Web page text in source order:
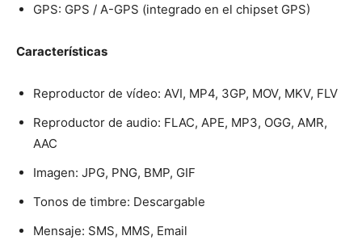
GPS: GPS / A-GPS (integrado en el chipset GPS)
Características
Reproductor de vídeo: AVI, MP4, 3GP, MOV, MKV, FLV
Reproductor de audio: FLAC, APE, MP3, OGG, AMR,
AAC
Imagen: JPG, PNG, BMP, GIF
Tonos de timbre: Descargable
Mensaje: SMS, MMS, Email